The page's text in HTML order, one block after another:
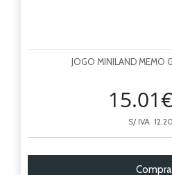
JOGO MINILAND MEMO
15.01€
S/ IVA